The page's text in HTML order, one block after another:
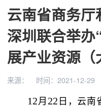
云南省商务
深圳联合举办
展产业资源（
来源： 时间：2021-12-29
12月 22 日，云南